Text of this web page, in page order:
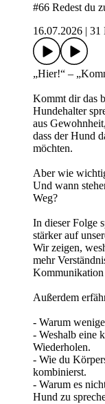
#66 Redest du
16.07.2026
31
„Hier!“ –
Kommt dir das
Hundehalter
aus
dass der Hund
möchten.
Aber wie
Und wann
Weg?
In dieser Folge
stärker auf
Wir zeigen,
mehr
Kommunikation
Außerdem
- Warum
- Weshalb eine
Wiederholen.
- Wie du
kombinierst.
- Warum es
Hund zu